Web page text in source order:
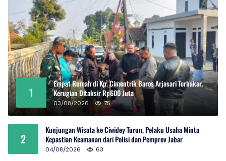
1
Empat Rumah di Kp. Cimentrik Baros Arjasari Terbakar,
Kerugian Ditaksir Rp600 Juta
03/08/2026 75
2
Kunjungan Wisata ke Ciwidey Turun, Pelaku Usaha Minta
Kepastian Keamanan dari Polisi dan Pemprov Jabar
04/08/2026 63